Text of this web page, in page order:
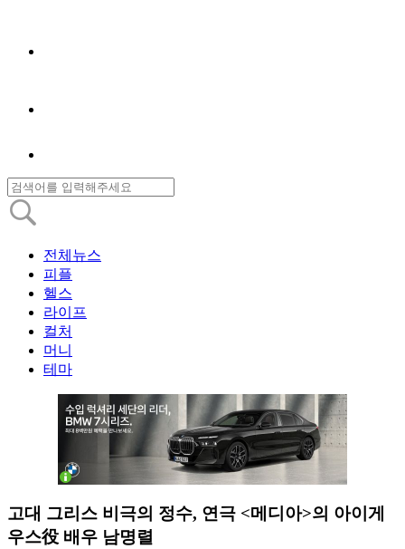
전체뉴스
피플
헬스
라이프
컬처
머니
테마
고대 그리스 비극의 정수, 연극 <메디아>의 아이게
우스役 배우 남명렬